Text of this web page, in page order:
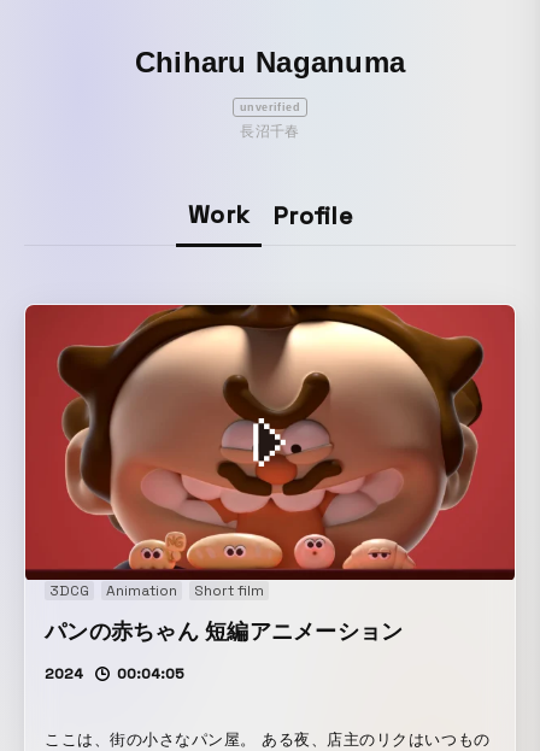
Chiharu Naganuma
unverified
長沼千春
Work Profile
3DCG Animation Short film
パンの赤ちゃん 短編アニメーション
2024 00:04:05
ここは、街の小さなパン屋。 ある夜、店主のリクはいつもの